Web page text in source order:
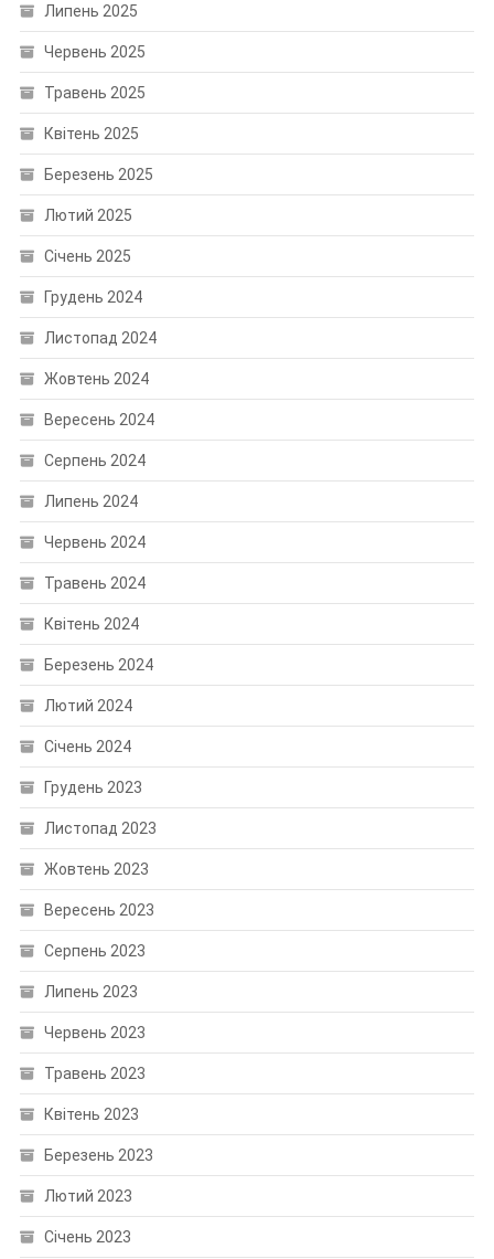
Липень 2025
Червень 2025
Травень 2025
Квітень 2025
Березень 2025
Лютий 2025
Січень 2025
Грудень 2024
Листопад 2024
Жовтень 2024
Вересень 2024
Серпень 2024
Липень 2024
Червень 2024
Травень 2024
Квітень 2024
Березень 2024
Лютий 2024
Січень 2024
Грудень 2023
Листопад 2023
Жовтень 2023
Вересень 2023
Серпень 2023
Липень 2023
Червень 2023
Травень 2023
Квітень 2023
Березень 2023
Лютий 2023
Січень 2023